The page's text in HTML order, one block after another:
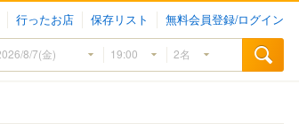
行ったお店 保存リスト 無料会員登録/ログイン